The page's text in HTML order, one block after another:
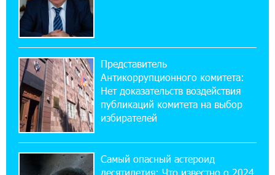
17:03:49 30-07-2026
Платформа Rate.Trading на Seaside Startup
Summit: IDBank представил инновационное
решение
14:44:13 29-07-2026
Состоялось открытие Khachaturian Rooftop
при поддержке IDBank
Пашинян ты упустил свой шанс уйти
спокойно. Аршак Карапетян
Представитель
Антикоррупционного комитета:
Нет доказательств воздействия
публикаций комитета на выбор
избирателей
Самый опасный астероид
десятилетия: Что известно о 2024